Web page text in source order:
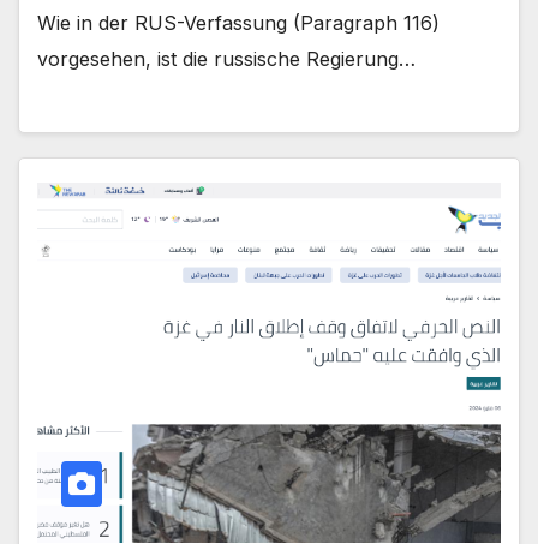
Wie in der RUS-Verfassung (Paragraph 116)
vorgesehen, ist die russische Regierung…